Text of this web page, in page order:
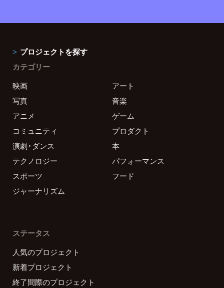
プロジェクトを探す
カテゴリー
映画
アート
写真
音楽
アニメ
ゲーム
コミュニティ
プロダクト
演劇・ダンス
本
テクノロジー
パフォーマンス
スポーツ
フード
ジャーナリズム
ステータス
人気のプロジェクト
新着プロジェクト
終了間際のプロジェクト